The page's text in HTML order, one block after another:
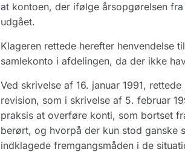
at kontoen, der ifølge årsopgørelsen
udgået.
Klageren rettede herefter henvendelse
samlekonto i afdelingen, da der ikke
Ved skrivelse af 16. januar 1991,
revision, som i skrivelse af 5. februar
praksis at overføre konti, som bortset
berørt, og hvorpå der kun stod ganske
indklagede fremgangsmåden i de